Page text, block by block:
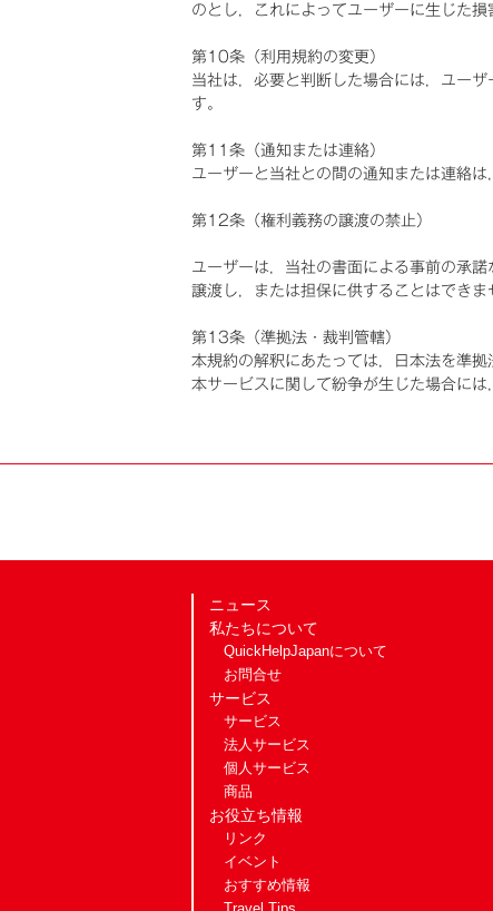
のとし，これによってユーザーに生じた損
第10条（利用規約の変更）
当社は，必要と判断した場合には，ユー
す。
第11条（通知または連絡）
ユーザーと当社との間の通知または連絡
第12条（権利義務の譲渡の禁止）
ユーザーは，当社の書面による事前の承
譲渡し，または担保に供することはできま
第13条（準拠法・裁判管轄）
本規約の解釈にあたっては，日本法を準拠
本サービスに関して紛争が生じた場合に
ニュース
私たちについて
QuickHelpJapanについて
お問合せ
サービス
サービス
法人サービス
個人サービス
商品
お役立ち情報
リンク
イベント
おすすめ情報